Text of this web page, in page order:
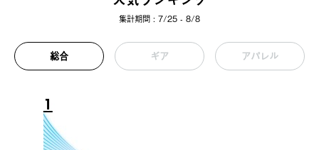
集計期間 : 7/25 - 8/8
総合 ギア アパレル
1